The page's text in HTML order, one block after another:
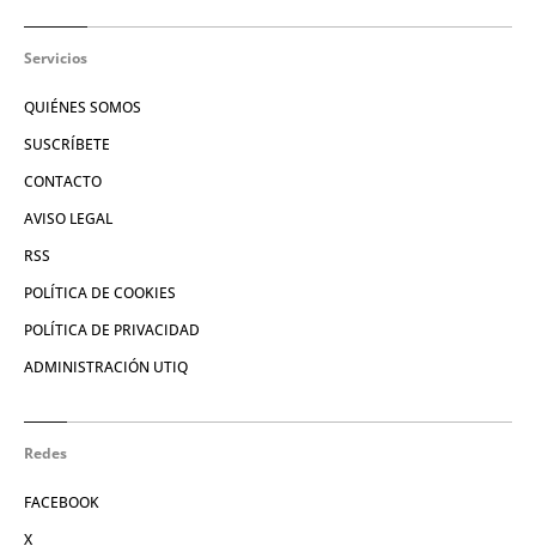
Servicios
QUIÉNES SOMOS
SUSCRÍBETE
CONTACTO
AVISO LEGAL
RSS
POLÍTICA DE COOKIES
POLÍTICA DE PRIVACIDAD
ADMINISTRACIÓN UTIQ
Redes
FACEBOOK
X